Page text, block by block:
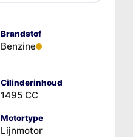
Brandstof
Benzine
Cilinderinhoud
1495 CC
Motortype
Lijnmotor